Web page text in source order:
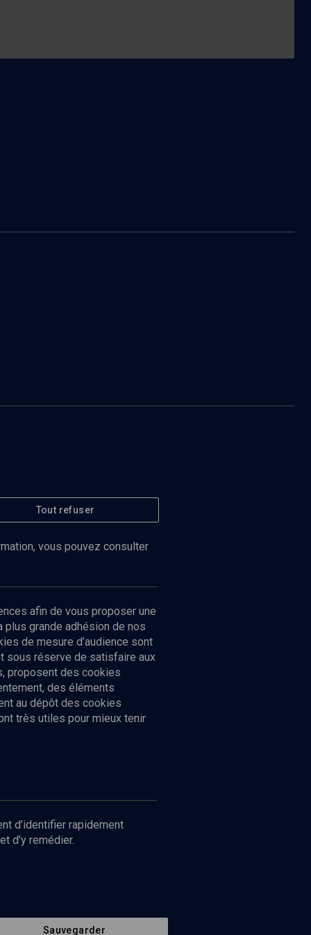
Tout refuser
vous pouvez consulter
afin de vous proposer une
grande adhésion de nos
de mesure d’audience sont
sous réserve de satisfaire aux
proposent des cookies
des éléments
au dépôt des cookies
très utiles pour mieux tenir
d’identifier rapidement
d’y remédier.
Sauvegarder